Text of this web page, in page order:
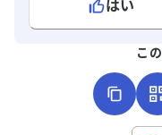
はい
こ